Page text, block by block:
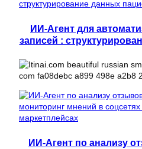
ИИ-Агент для
записей :
ИИ-Агент по анализу